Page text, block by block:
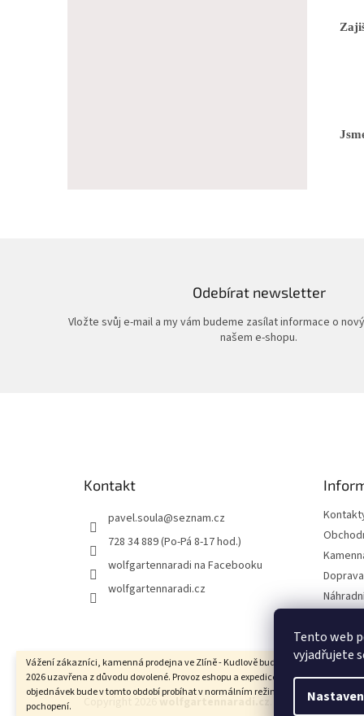
Tento web
vyjadřujete
Vážení zákazníci, kamenná prodejna ve Zlíně - Kudlově bude ve dnech 10.8. -
2026 uzavřena z důvodu dovolené. Provoz eshopu a expedice uskutečněných
objednávek bude v tomto období probíhat v normálním režimu. Děkujeme za
pochopení.
Odebírat newsletter
Vložte svůj e-mail a my vám budeme zasílat informace o
našem e-shopu.
Kontakt
pavel.soula@seznam.cz
728 34 889 (Po-Pá 8-17 hod.)
wolfgartennaradi na Facebooku
wolfgartennaradi.cz
Moje
. Všechna práva